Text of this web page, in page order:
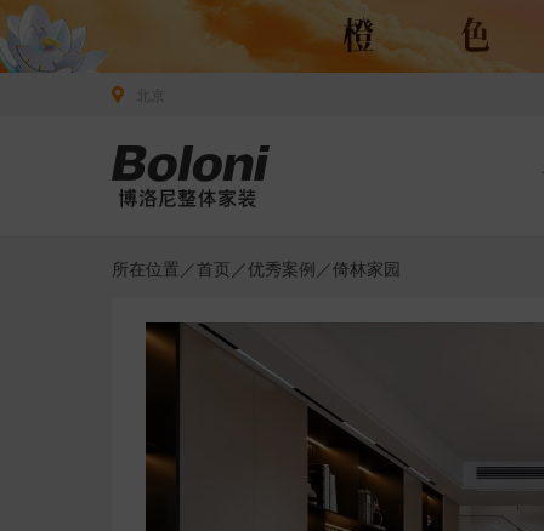
所在位置／首页 ／优秀案例 ／倚林家园